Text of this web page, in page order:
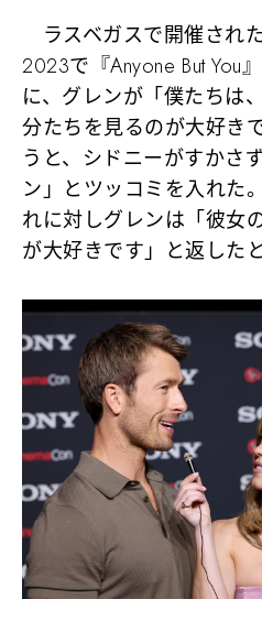
ラスベガスで開催され
2023で『Anyone But You
に、グレンが「僕たちは
分たちを見るのが大好き
うと、シドニーがすかさ
ン」とツッコミを入れた
れに対しグレンは「彼女
が大好きです」と返した